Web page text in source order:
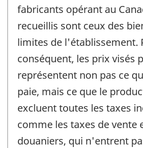
fabricants opérant au
recueillis sont ceux des
limites de l'établissement.
conséquent, les prix visés
représentent non pas ce
paie, mais ce que le
excluent toutes les taxes
comme les taxes de vente
douaniers, qui n'entrent